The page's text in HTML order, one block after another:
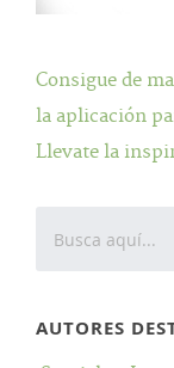
Consigue de
la aplicación
Llevate la
AUTORES